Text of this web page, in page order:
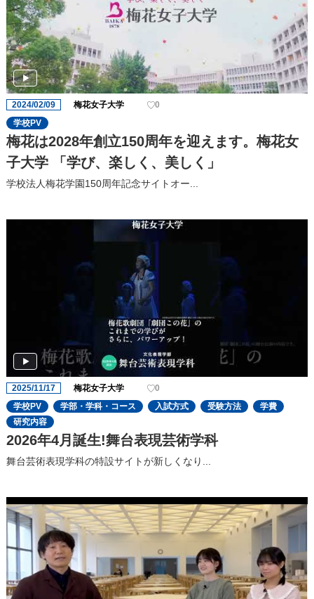
2024/02/09 梅花女子大学
0
学校PV
梅花は2028年創立150周年を迎えます。梅花女
子大学 「学び、楽しく、美しく」
学校法人梅花学園150周年記念サイトオー...
2025/11/17 梅花女子大学
0
学校PV
学部・学科・コース 入試方式 受験方法
学費
研究内容
2026年4月誕生!舞台表現芸術学科
舞台芸術表現学科の特設サイトが新しくなり...